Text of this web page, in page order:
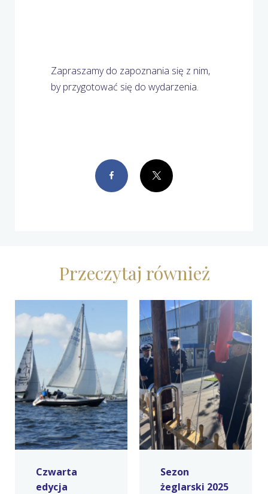
Zapraszamy do zapoznania się z nim,
by przygotować się do wydarzenia.
Facebook X
Przeczytaj również
Czwarta
edycja
Sezon
żeglarski 2025